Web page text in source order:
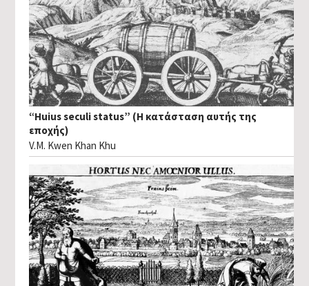
“Huius seculi status” (Η κατάσταση αυτής της
εποχής)
V.M. Kwen Khan Khu